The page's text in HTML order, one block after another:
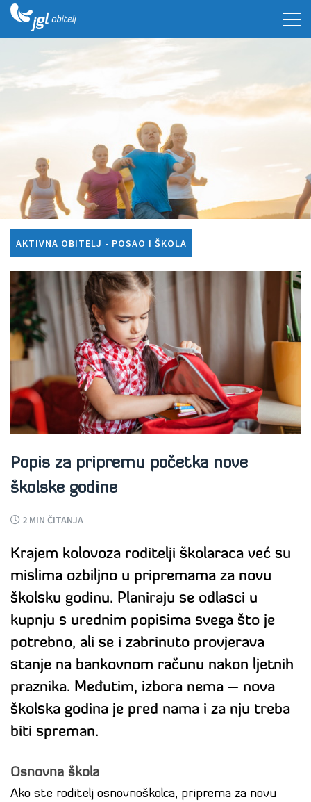
AKTIVNA OBITELJ - POSAO I ŠKOLA
Popis za pripremu početka nove
školske godine
2 MIN ČITANJA
Krajem kolovoza roditelji školaraca već su
mislima ozbiljno u pripremama za novu
školsku godinu. Planiraju se odlasci u
kupnju s urednim popisima svega što je
potrebno, ali se i zabrinuto provjerava
stanje na bankovnom računu nakon ljetnih
praznika. Međutim, izbora nema – nova
školska godina je pred nama i za nju treba
biti spreman.
Osnovna škola
Ako ste roditelj osnovnoškolca, priprema za novu